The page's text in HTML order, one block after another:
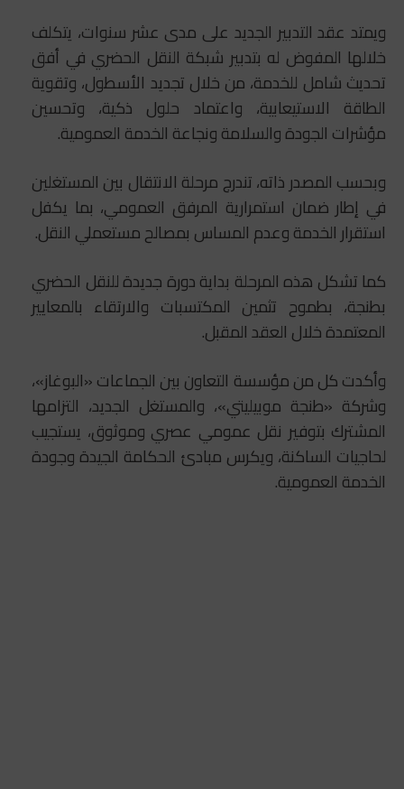
ويمتد عقد التدبير الجديد على مدى عشر سنوات، يتكلف
خلالها المفوض له بتدبير شبكة النقل الحضري في أفق
تحديث شامل للخدمة، من خلال تجديد الأسطول، وتقوية
الطاقة الاستيعابية، واعتماد حلول ذكية، وتحسين
مؤشرات الجودة والسلامة ونجاعة الخدمة العمومية.
وبحسب المصدر ذاته، تندرج مرحلة الانتقال بين المستغلين
في إطار ضمان استمرارية المرفق العمومي، بما يكفل
استقرار الخدمة وعدم المساس بمصالح مستعملي النقل.
كما تشكل هذه المرحلة بداية دورة جديدة للنقل الحضري
بطنجة، بطموح تثمين المكتسبات والارتقاء بالمعايير
المعتمدة خلال العقد المقبل.
وأكدت كل من مؤسسة التعاون بين الجماعات «البوغاز»،
وشركة «طنجة موبيليتي»، والمستغل الجديد، التزامها
المشترك بتوفير نقل عمومي عصري وموثوق، يستجيب
لحاجيات الساكنة، ويكرس مبادئ الحكامة الجيدة وجودة
الخدمة العمومية.